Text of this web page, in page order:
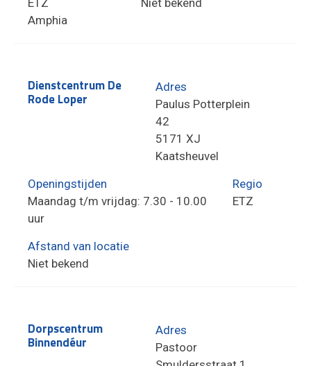
Amphia
Dienstcentrum De
Rode Loper
Adres
Paulus Potterplein
42
5171 XJ
Kaatsheuvel
Openingstijden
Maandag t/m vrijdag: 7.30 - 10.00
uur
Regio
ETZ
Afstand van locatie
Niet bekend
Dorpscentrum
Binnendéur
Adres
Pastoor